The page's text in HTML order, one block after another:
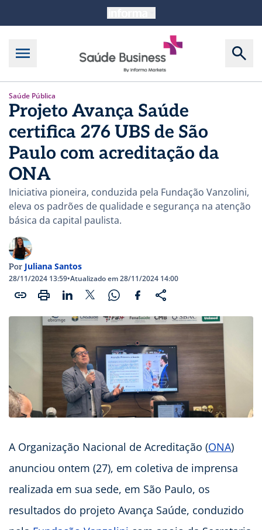
Saúde Pública
Projeto Avança Saúde
certifica 276 UBS de São
Paulo com acreditação da
ONA
Iniciativa pioneira, conduzida pela Fundação Vanzolini,
eleva os padrões de qualidade e segurança na atenção
básica da capital paulista.
Por Juliana Santos
28/11/2024 13:59•Atualizado em 28/11/2024 14:00
A Organização Nacional de Acreditação (ONA)
anunciou ontem (27), em coletiva de imprensa
realizada em sua sede, em São Paulo, os
resultados do projeto Avança Saúde, conduzido